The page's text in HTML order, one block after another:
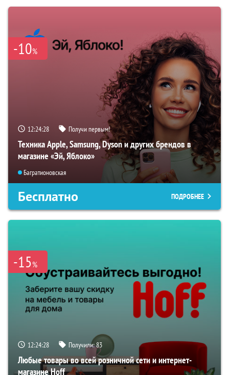
-10%
12:24:27 Получи первым!
Техника Apple, Samsung, Dyson и других брендов в
магазине «Эй, Яблоко»
Багратионовская
Бесплатно ПОДРОБНЕЕ
-15%
12:24:27 Получили:83
Любые товары во всей розничной сети и интернет-
магазине Hoff